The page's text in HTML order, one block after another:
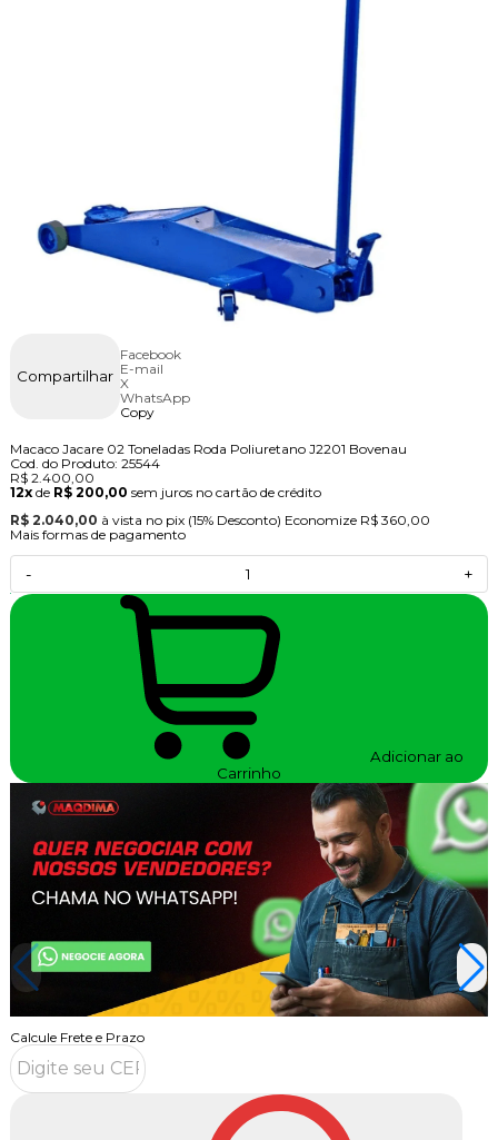
Compartilhar
Facebook
E-mail
X
WhatsApp
Copy
Macaco Jacare 02 Toneladas Roda Poliuretano J2201 Bovenau
Cod. do Produto: 25544
R$ 2.400,00
12xde R$ 200,00 sem juros no cartão de crédito
R$ 2.040,00 à vista no pix (15% Desconto) Economize R$ 360,00
Mais formas de pagamento
- +
Adicionar ao
Carrinho
Calcule Frete e Prazo